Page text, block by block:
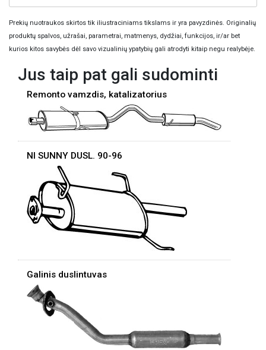
Prekių nuotraukos skirtos tik iliustraciniams tikslams ir yra pavyzdinės. Originalių
produktų spalvos, užrašai, parametrai, matmenys, dydžiai, funkcijos, ir/ar bet
kurios kitos savybės dėl savo vizualinių ypatybių gali atrodyti kitaip negu realybėje.
Jus taip pat gali sudominti
Remonto vamzdis, katalizatorius
NI SUNNY DUSL. 90-96
Galinis duslintuvas